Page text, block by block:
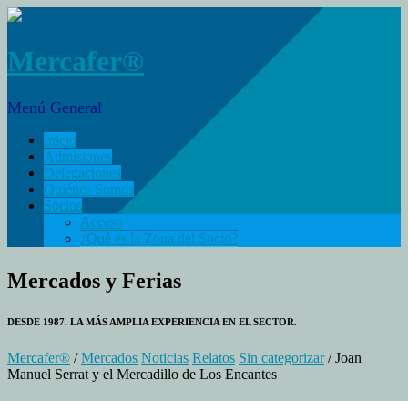
Mercafer®
Menú General
Inicio
Admisiones
Delegaciones
Quiénes Somos
Socios
Acceso
¿Qué es la Zona del Socio?
Mercados y Ferias
DESDE 1987. LA MÁS AMPLIA EXPERIENCIA EN EL SECTOR.
Mercafer® /Mercados Noticias Relatos Sin categorizar/ Joan
Manuel Serrat y el Mercadillo de Los Encantes